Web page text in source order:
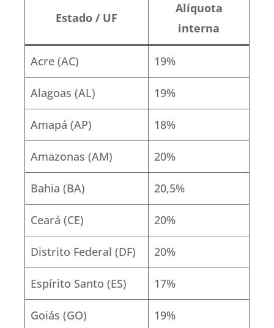
Estado / UF
Alíquota
interna
Acre (AC) 19%
Alagoas (AL) 19%
Amapá (AP) 18%
Amazonas (AM) 20%
Bahia (BA) 20,5%
Ceará (CE) 20%
Distrito Federal (DF) 20%
Espírito Santo (ES) 17%
Goiás (GO) 19%